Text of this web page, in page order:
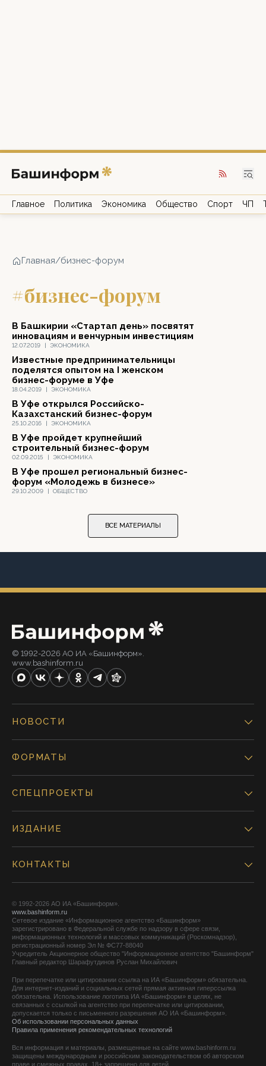
Главное Политика Экономика Общество Спорт ЧП
Главная/бизнес-форум
#бизнес-форум
12.07.2019 | ЭКОНОМИКА
В Башкирии «Стартап день» посвятят
инновациям и венчурным инвестициям
18.04.2019 | ЭКОНОМИКА
Известные предпринимательницы
поделятся опытом на I женском
бизнес-форуме в Уфе
25.10.2016 | ЭКОНОМИКА
В Уфе открылся Российско-
Казахстанский бизнес-форум
02.09.2015 | ЭКОНОМИКА
В Уфе пройдет крупнейший
строительный бизнес-форум
29.10.2009 | ОБЩЕСТВО
В Уфе прошел региональный бизнес-
форум «Молодежь в бизнесе»
ВСЕ МАТЕРИАЛЫ
© 1992-2026 АО ИА «Башинформ».
www.bashinform.ru
НОВОСТИ
ФОРМАТЫ
СПЕЦПРОЕКТЫ
ИЗДАНИЕ
КОНТАКТЫ
© 1992-2026 АО ИА «Башинформ».
www.bashinform.ru
Сетевое издание «Информационное агентство «Башинформ»
зарегистрировано в Федеральной службе по надзору в сфере связи,
информационных технологий и массовых коммуникаций (Роскомнадзор),
регистрационный номер Эл № ФС77-88040
Учредитель Акционерное общество "Информационное агентство "Башинформ"
Главный редактор Шарафутдинов Руслан Михайлович
При перепечатке или цитировании ссылка на ИА «Башинформ» обязательна.
Для интернет-изданий и социальных сетей прямая активная гиперссылка
обязательна. Использование логотипа ИА «Башинформ» в целях, не
связанных с ссылкой на агентство при перепечатке или цитировании,
допускается только с письменного разрешения АО ИА «Башинформ».
Об использовании персональных данных
Правила применения рекомендательных технологий
Вся информация и материалы, размещенные на сайте www.bashinform.ru
защищены международным и российским законодательством об авторском
праве и смежных правах. 18+ запрещено для детей.